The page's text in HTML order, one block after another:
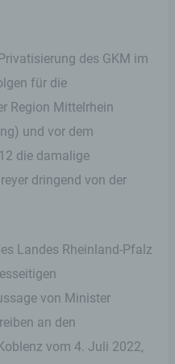
des GKM im
für die
Region Mittelrhein
und vor dem
die damalige
dringend von der
Landes Rheinland-Pfalz
von Minister
an den
vom 4. Juli 2022,